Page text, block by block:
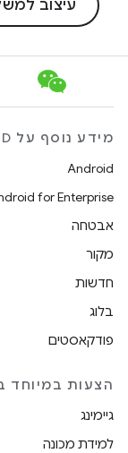
מידע נוסף על ANDROID
Android
for Enterprise
אבטחה
מקור
חדשות
בלוג
פודקאסטים
הצעות במיוחד
גיימינג
למידת מכונה